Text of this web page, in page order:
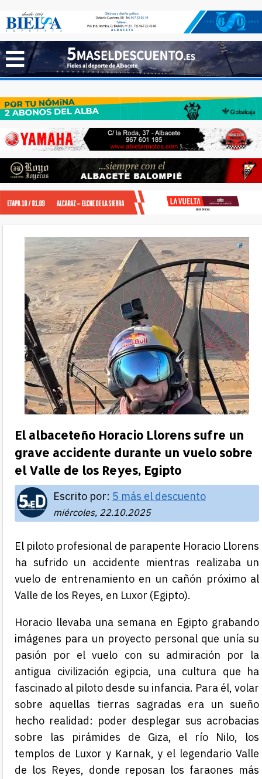
El albaceteño Horacio Llorens sufre un
grave accidente durante un vuelo sobre
el Valle de los Reyes, Egipto
Escrito por: 5 más el descuento
miércoles, 22.10.2025
El piloto profesional de parapente Horacio Llorens
ha sufrido un accidente mientras realizaba un
vuelo de entrenamiento en un cañón próximo al
Valle de los Reyes, en Luxor (Egipto).
Horacio llevaba una semana en Egipto grabando
imágenes para un proyecto personal que unía su
pasión por el vuelo con su admiración por la
antigua civilización egipcia, una cultura que ha
fascinado al piloto desde su infancia. Para él, volar
sobre aquellas tierras sagradas era un sueño
hecho realidad: poder desplegar sus acrobacias
sobre las pirámides de Giza, el río Nilo, los
templos de Luxor y Karnak, y el legendario Valle
de los Reyes, donde reposan los faraones más